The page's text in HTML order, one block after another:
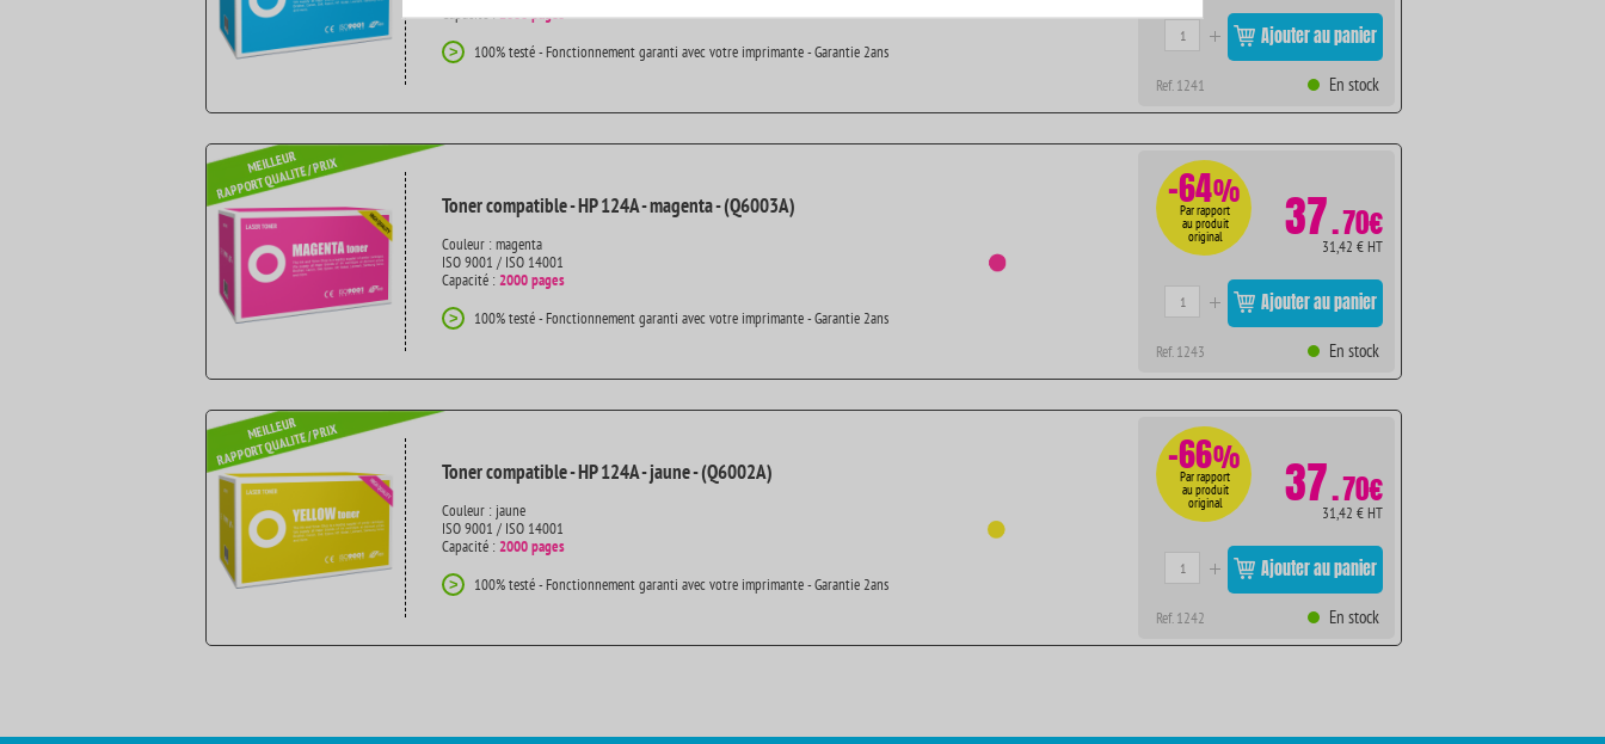
Capacité :2000 pages
> 100% testé - Fonctionnement garanti avec votre imprimante - Garantie 2ans
Ajouter au panier
Ref. 1241 En stock
Toner compatible - HP 124A - magenta - (Q6003A)
Couleur : magenta
ISO 9001 / ISO 14001
Capacité :2000 pages
> 100% testé - Fonctionnement garanti avec votre imprimante - Garantie 2ans
-64%
Par rapport
au produit
original 37.70€
31,42 € HT
Ajouter au panier
Ref. 1243 En stock
Toner compatible - HP 124A - jaune - (Q6002A)
Couleur : jaune
ISO 9001 / ISO 14001
Capacité :2000 pages
> 100% testé - Fonctionnement garanti avec votre imprimante - Garantie 2ans
-66%
Par rapport
au produit
original 37.70€
31,42 € HT
Ajouter au panier
Ref. 1242 En stock